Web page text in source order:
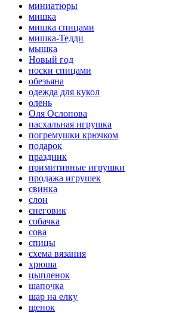
миниатюры
мишка
мишка спицами
мишка-Тедди
мышка
Новый год
носки спицами
обезьяна
одежда для кукол
олень
Оля Ослопова
пасхальная игрушка
погремушки крючком
подарок
праздник
примитивные игрушки
продажа игрушек
свинка
слон
снеговик
собачка
сова
спицы
схема вязания
хрюша
цыпленок
шапочка
шар на елку
щенок